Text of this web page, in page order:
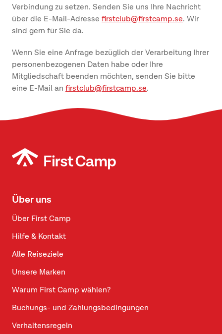
Verbindung zu setzen. Senden Sie uns Ihre Nachricht
über die E-Mail-Adresse firstclub@firstcamp.se. Wir
sind gern für Sie da.
Wenn Sie eine Anfrage bezüglich der Verarbeitung Ihrer
personenbezogenen Daten habe oder Ihre
Mitgliedschaft beenden möchten, senden Sie bitte
eine E-Mail an firstclub@firstcamp.se.
Über uns
Über First Camp
Hilfe & Kontakt
Alle Reiseziele
Unsere Marken
Warum First Camp wählen?
Buchungs- und Zahlungsbedingungen
Verhaltensregeln